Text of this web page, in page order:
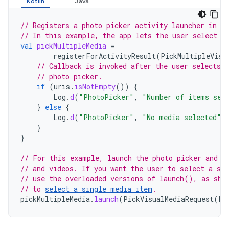
// Registers a photo picker activity launcher in
// In this example, the app lets the user select
val pickMultipleMedia =
registerForActivityResult(
// Callback is invoked after the user selects
// photo picker.
if (uris . isNotEmpty())
{
Log .d( "PhotoPicker" ,
"Number of items
} else {
Log .d( "PhotoPicker" , "No media selected"
}
}
// For this example, launch the photo picker and
// and videos. If you want the user to select a
// use the overloaded versions of launch(), as
// to select a single media item .
pickMultipleMedia. launch(PickVisualMediaRequest(